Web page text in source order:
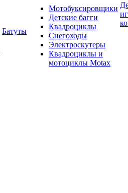
Батуты
Мотобуксировщики
Детские багги
Квадроциклы
Снегоходы
Электроскутеры
Квадроциклы и
мотоциклы Motax